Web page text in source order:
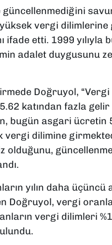
yüksek vergi
ifade etti. 1999 yılıyla
adalet duygusunu
Doğruyol,
katından fazla
bugün asgari ücretin
vergi dilimine
olduğunu,
yılın daha üçüncü
Doğruyol, vergi
vergi dilimleri